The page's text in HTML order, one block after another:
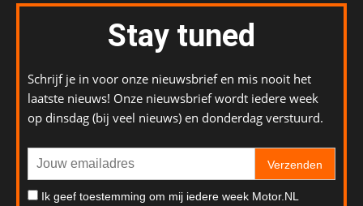
Stay tuned
Schrijf je in voor onze nieuwsbrief en mis nooit het
laatste nieuws! Onze nieuwsbrief wordt iedere week
op dinsdag (bij veel nieuws) en donderdag verstuurd.
Verzenden
Ik geef toestemming om mij iedere week Motor.NL